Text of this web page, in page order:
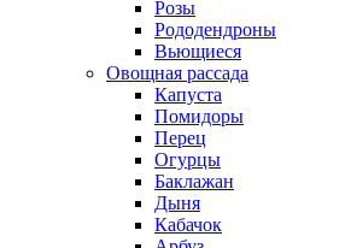
Розы
Рододендроны
Вьющиеся
Овощная рассада
Капуста
Помидоры
Перец
Огурцы
Баклажан
Дыня
Кабачок